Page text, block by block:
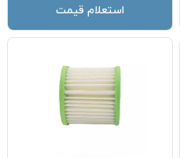
استعلام قیمت